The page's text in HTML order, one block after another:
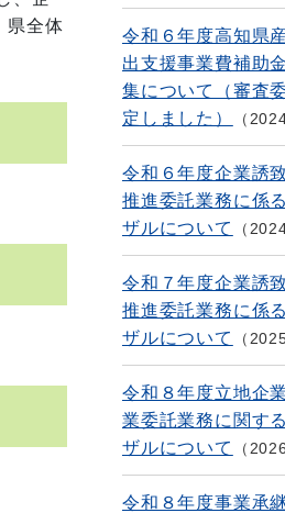
県全体
令和６年度高知県
出支援事業費補助
集について（審査
定しました）
令和６年度企業誘
推進委託業務に係
ザルについて
令和７年度企業誘
推進委託業務に係
ザルについて
令和８年度立地企
業委託業務に関す
ザルについて
令和８年度事業承